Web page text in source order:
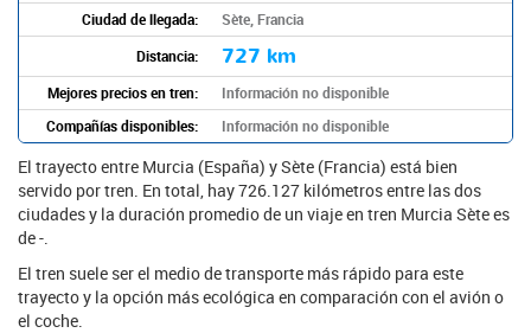
Ciudad de llegada:
Sète, Francia
Distancia:
727 km
Mejores precios en tren:
Información no disponible
Compañías disponibles:
Información no disponible
El trayecto entre Murcia (España) y Sète (Francia) está bien
servido por tren. En total, hay 726.127 kilómetros entre las dos
ciudades y la duración promedio de un viaje en tren Murcia Sète es
de -.
El tren suele ser el medio de transporte más rápido para este
trayecto y la opción más ecológica en comparación con el avión o
el coche.